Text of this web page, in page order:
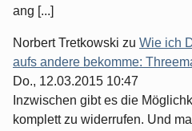
ang [...]
Norbert Tretkowski zu Wie ich
aufs andere bekomme:
Do., 12.03.2015 10:47
Inzwischen gibt es die
komplett zu widerrufen. Und